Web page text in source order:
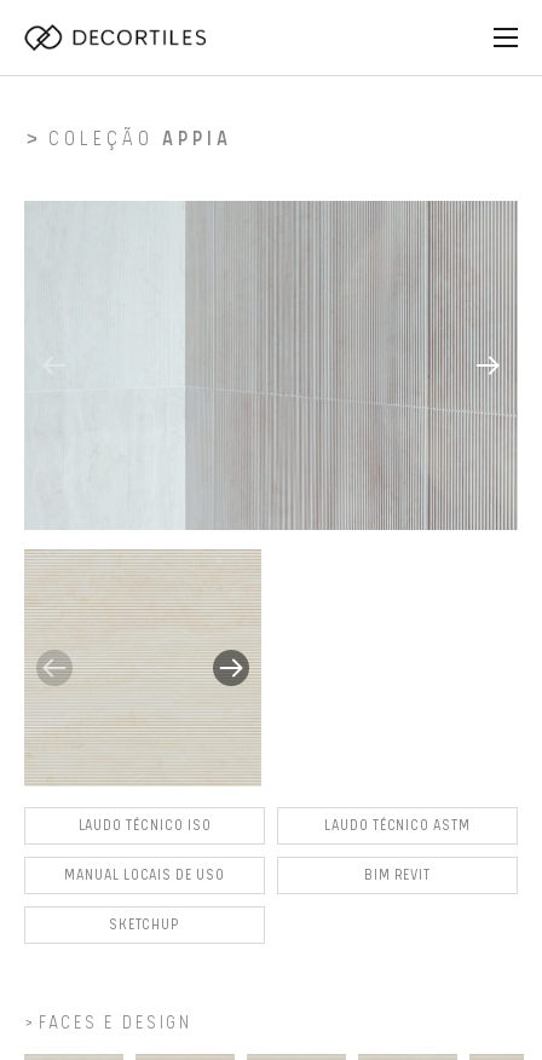
COLEÇÃO APPIA
LAUDO TÉCNICO ISO LAUDO TÉCNICO ASTM
MANUAL LOCAIS DE USO BIM REVIT
SKETCHUP
FACES E DESIGN